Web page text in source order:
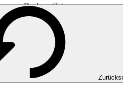
Dachventilatoren
Entrauchung, Rauchfreihaltung
Impulsventilatoren
Explosionsgeschützte
Messen. Steuern. Regeln.
Luftbehandlung
Mechanisches Zubehör